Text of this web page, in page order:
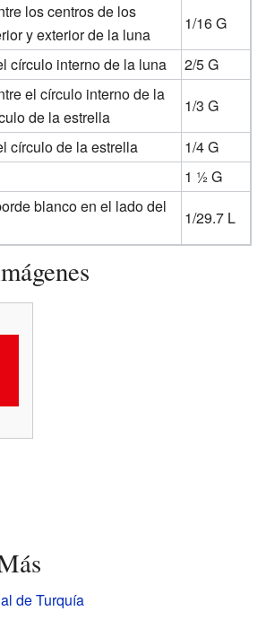
los centros de los
y exterior de la luna
1/16 G
círculo interno de la luna
2/5 G
el círculo interno de la
de la estrella
1/3 G
círculo de la estrella
1/4 G
1 ½ G
blanco en el lado del
1/29.7 L
de Turquía